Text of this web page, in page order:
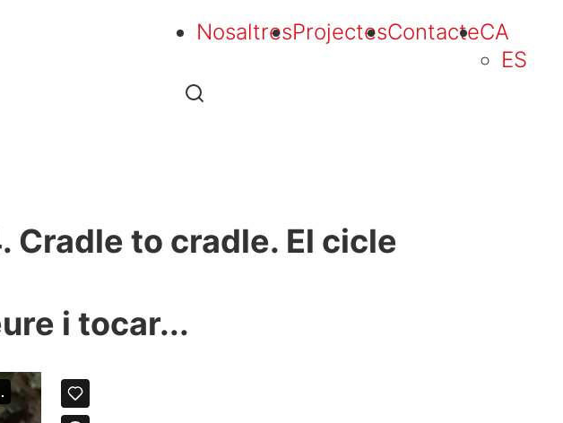
NosaltresProjectesContacteCA
ES
Cradle to cradle. El cicle
i tocar...